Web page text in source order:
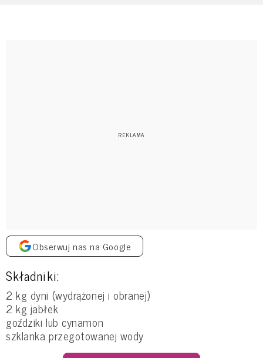
Obserwuj nas na Google
Składniki:
2 kg dyni (wydrążonej i obranej)
2 kg jabłek
goździki lub cynamon
szklanka przegotowanej wody